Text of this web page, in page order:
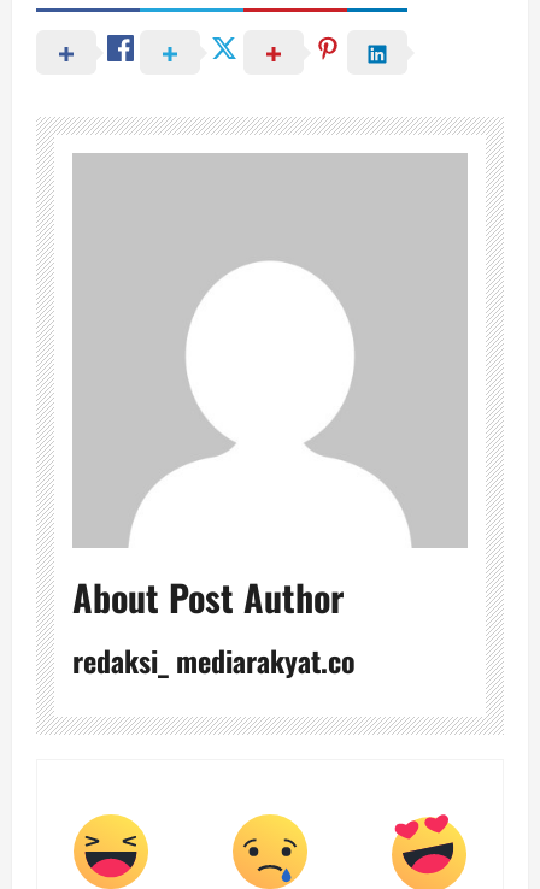
About Post Author
redaksi_ mediarakyat.co